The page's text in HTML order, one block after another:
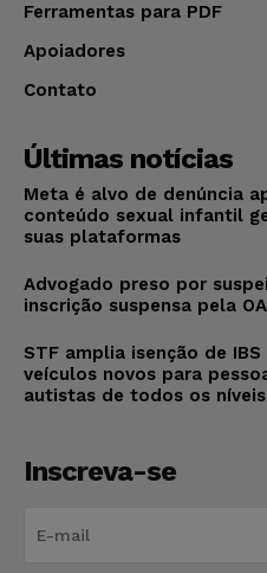
Ferramentas para PDF
Apoiadores
Contato
Últimas notícias
Meta é alvo de denúncia
conteúdo sexual infantil
suas plataformas
Advogado preso por
inscrição suspensa pela
STF amplia isenção de
veículos novos para
autistas de todos os níveis
Inscreva-se